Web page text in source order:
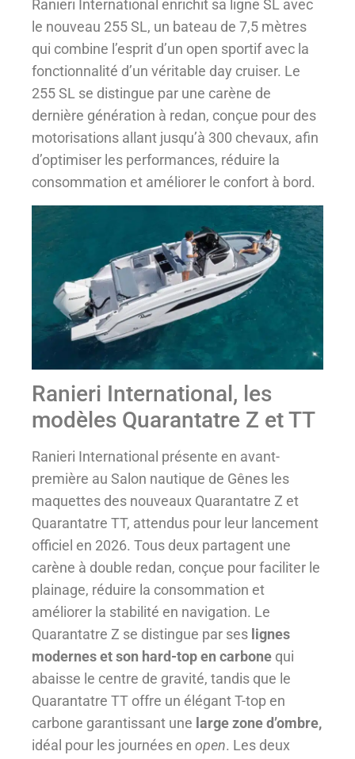
Ranieri International enrichit sa ligne SL avec
le nouveau 255 SL, un bateau de 7,5 mètres
qui combine l’esprit d’un open sportif avec la
fonctionnalité d’un véritable day cruiser. Le
255 SL se distingue par une carène de
dernière génération à redan, conçue pour des
motorisations allant jusqu’à 300 chevaux, afin
d’optimiser les performances, réduire la
consommation et améliorer le confort à bord.
Ranieri International, les
modèles Quarantatre Z et TT
Ranieri International présente en avant-
première au Salon nautique de Gênes les
maquettes des nouveaux Quarantatre Z et
Quarantatre TT, attendus pour leur lancement
officiel en 2026. Tous deux partagent une
carène à double redan, conçue pour faciliter le
plainage, réduire la consommation et
améliorer la stabilité en navigation. Le
Quarantatre Z se distingue par ses lignes
modernes et son hard-top en carbone qui
abaisse le centre de gravité, tandis que le
Quarantatre TT offre un élégant T-top en
carbone garantissant une large zone d’ombre,
idéal pour les journées en open. Les deux